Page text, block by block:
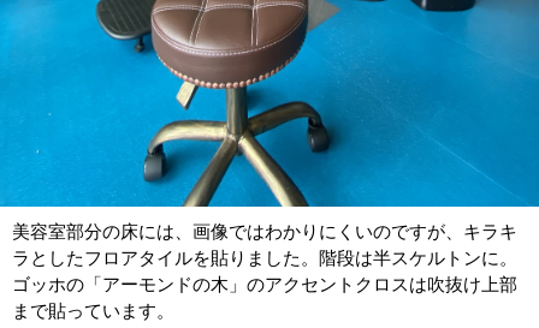
美容室部分の床には、画像ではわかりにくいのですが、キラキ
ラとしたフロアタイルを貼りました。階段は半スケルトンに。
ゴッホの「アーモンドの木」のアクセントクロスは吹抜け上部
まで貼っています。